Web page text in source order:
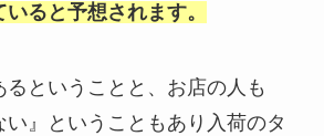
ると予想されます。
ということと、お店の人も
い』ということもあり入荷のタ